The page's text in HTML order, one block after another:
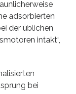
adsorbierten
der üblichen
intakt“,
bei